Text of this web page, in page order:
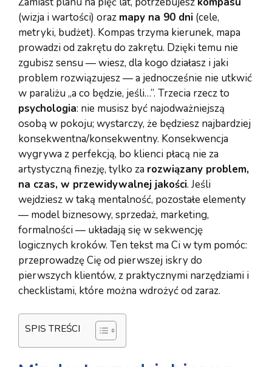
(wizja i wartości) oraz mapy na 90 dni (cele,
metryki, budżet). Kompas trzyma kierunek, mapa
prowadzi od zakrętu do zakrętu. Dzięki temu nie
zgubisz sensu — wiesz, dla kogo działasz i jaki
problem rozwiązujesz — a jednocześnie nie utkwić
w paraliżu „a co będzie, jeśli…”. Trzecia rzecz to
psychologia: nie musisz być najodważniejszą
osobą w pokoju; wystarczy, że będziesz najbardziej
konsekwentna/konsekwentny. Konsekwencja
wygrywa z perfekcją, bo klienci płacą nie za
artystyczną finezję, tylko za rozwiązany problem,
na czas, w przewidywalnej jakości. Jeśli
wejdziesz w taką mentalność, pozostałe elementy
— model biznesowy, sprzedaż, marketing,
formalności — układają się w sekwencję
logicznych kroków. Ten tekst ma Ci w tym pomóc:
przeprowadzę Cię od pierwszej iskry do
pierwszych klientów, z praktycznymi narzędziami i
checklistami, które można wdrożyć od zaraz.
SPIS TREŚCI